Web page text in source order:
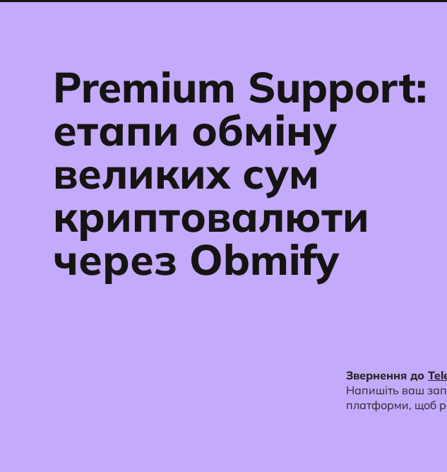
Premium Support:
етапи обміну
великих сум
криптовалюти
через Obmify
Звернення до
Напишіть ваш
платформи, щоб